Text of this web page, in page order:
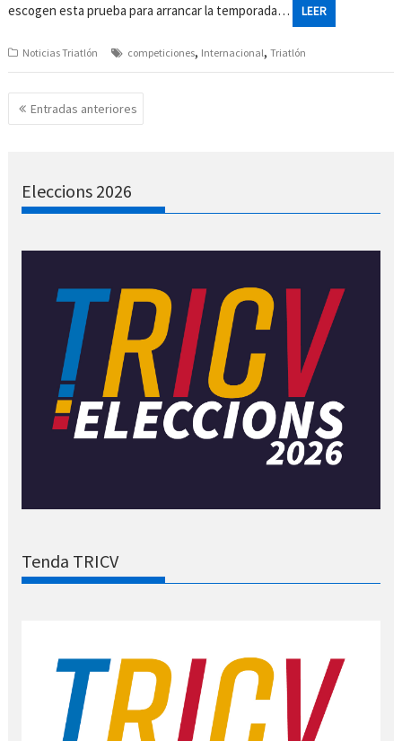
escogen esta prueba para arrancar la temporada…
LEER
Noticias Triatlón competiciones, Internacional,Triatlón
Navegación
de
Entradas anteriores
Eleccions 2026
Tenda TRICV